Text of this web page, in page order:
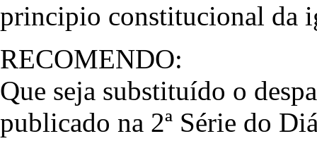
principio constitucional da
RECOMENDO:
Que seja substituído o
publicado na 2ª Série do